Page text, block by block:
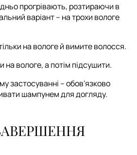
прогрівають, розтираючи в
варіант – на трохи вологе
на вологе й вимите волосся.
на вологе, а потім підсушити.
застосуванні – обов'язково
шампунем для догляду.